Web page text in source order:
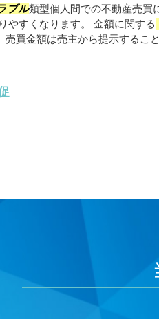
ブル類型個人間での不動産売買
やすくなります。 金額に関する
売買金額は売主から提示するこ